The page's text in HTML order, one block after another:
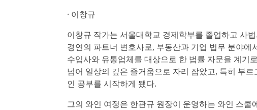
· 이창규
이창규 작가는 서울대학교 경제학부를 졸업하고 사
경연의 파트너 변호사로, 부동산과 기업 법무 분야
수입사와 유통업체를 대상으로 한 법률 자문을 계기
넘어 일상의 깊은 즐거움으로 자리 잡았고, 특히 부
인 공부를 시작하게 됐다.
그의 와인 여정은 한관규 원장이 운영하는 와인 스